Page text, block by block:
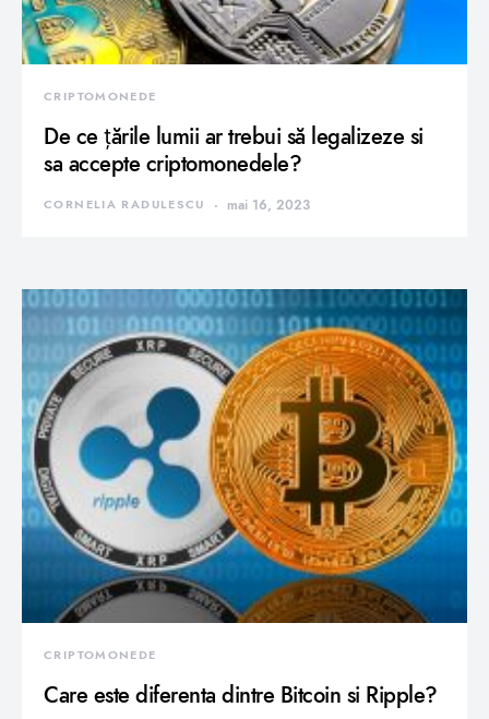
CRIPTOMONEDE
De ce țările lumii ar trebui să legalizeze si
sa accepte criptomonedele?
CORNELIA RADULESCU mai 16, 2023
CRIPTOMONEDE
Care este diferenta dintre Bitcoin si Ripple?